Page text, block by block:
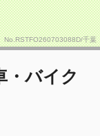
No.RSTFO260703088D/千葉
・バイク